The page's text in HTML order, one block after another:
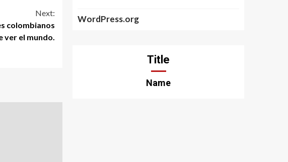
Next:
colombianos
ver el mundo.
WordPress.org
Title
Name